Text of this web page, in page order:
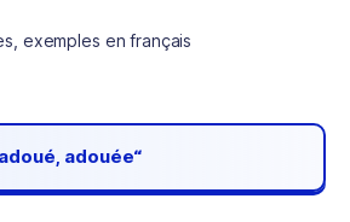
exemples en français
adouée“